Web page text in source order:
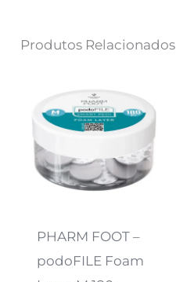
Produtos Relacionados
PHARM FOOT –
podoFILE Foam